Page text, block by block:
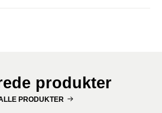
produkter
PRODUKTER